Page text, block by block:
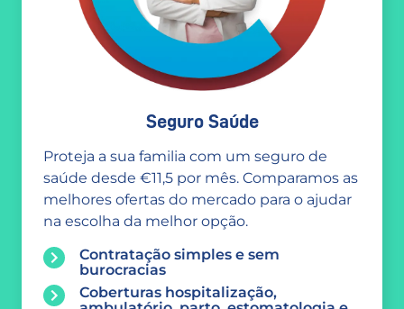
Seguro Saúde
Proteja a sua familia com um seguro de
saúde desde €11,5 por mês. Comparamos as
melhores ofertas do mercado para o ajudar
na escolha da melhor opção.
Contratação simples e sem
burocracias
Coberturas hospitalização,